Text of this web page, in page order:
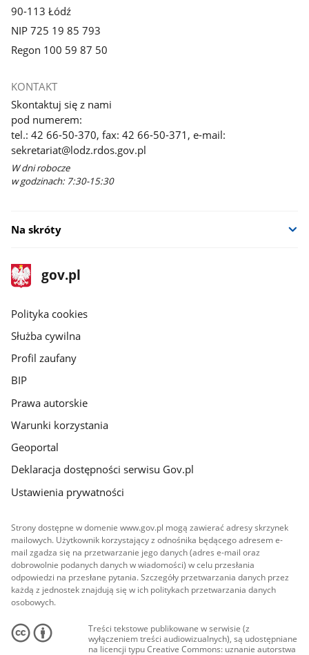
90-113 Łódź
NIP 725 19 85 793
Regon 100 59 87 50
KONTAKT
Skontaktuj się z nami
pod numerem:
tel.: 42 66-50-370, fax: 42 66-50-371, e-mail:
sekretariat@lodz.rdos.gov.pl
W dni robocze
w godzinach: 7:30-15:30
Na skróty
stopka
gov.pl
Strona
gov.pl
gov.pl
Polityka cookies
Służba cywilna
Profil zaufany
BIP
Prawa autorskie
Warunki korzystania
Geoportal
Deklaracja dostępności serwisu Gov.pl
Ustawienia prywatności
Strony dostępne w domenie www.gov.pl mogą zawierać adresy skrzynek
mailowych. Użytkownik korzystający z odnośnika będącego adresem e-
mail zgadza się na przetwarzanie jego danych (adres e-mail oraz
dobrowolnie podanych danych w wiadomości) w celu przesłania
odpowiedzi na przesłane pytania. Szczegóły przetwarzania danych przez
każdą z jednostek znajdują się w ich politykach przetwarzania danych
osobowych.
Treści tekstowe publikowane w serwisie (z
wyłączeniem treści audiowizualnych), są udostępniane
na licencji typu Creative Commons: uznanie autorstwa